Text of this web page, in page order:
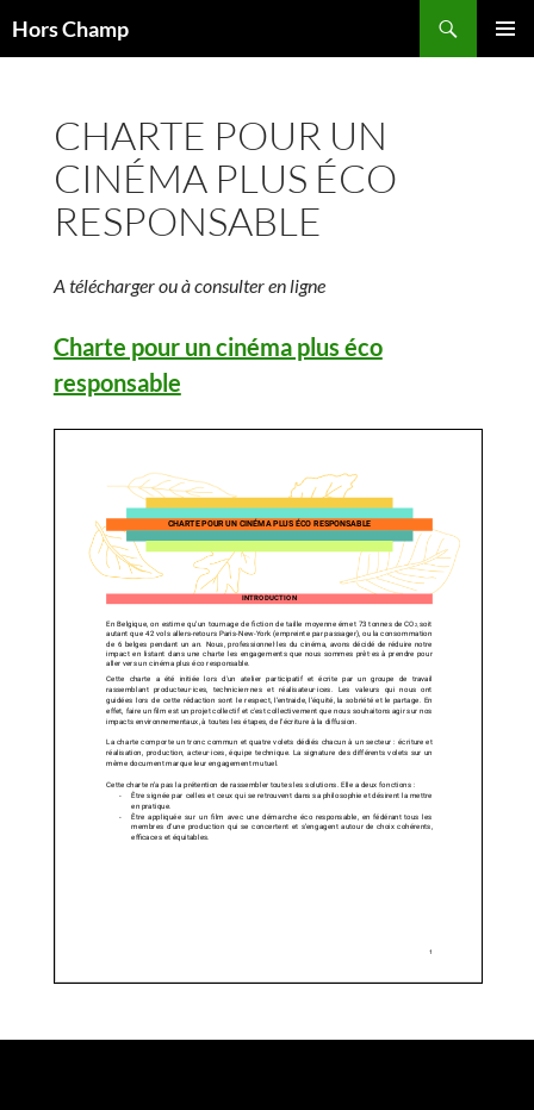
auHors Champ
CHARTE POUR UN
CINÉMA PLUS ÉCO
RESPONSABLE
A télécharger ou à consulter en ligne
Charte pour un cinéma plus éco
responsable